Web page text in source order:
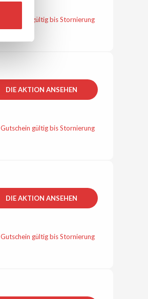
Gutschein gültig bis Stornierung
DIE AKTION ANSEHEN
Gutschein gültig bis Stornierung
DIE AKTION ANSEHEN
Gutschein gültig bis Stornierung